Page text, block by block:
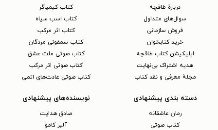
دربارهٔ طاقچه
سوال‌های متداول
فروش سازمانی
خرید کتابخوان
اپلیکیشن کتاب طاقچه
هدیه اشتراک بی‌نهایت
مجلهٔ معرفی و نقد کتاب
کتاب کیمیاگر
کتاب اسب سیاه
کتاب اثر مرکب
کتاب سمفونی مردگان
کتاب صوتی ملت عشق
کتاب صوتی اثر مرکب
کتاب صوتی عادت‌های اتمی
دسته بندی پیشنهادی
رمان عاشقانه
کتاب‌ صوتی
نویسنده‌های پیشنهادی
صادق هدایت
آلبر کامو